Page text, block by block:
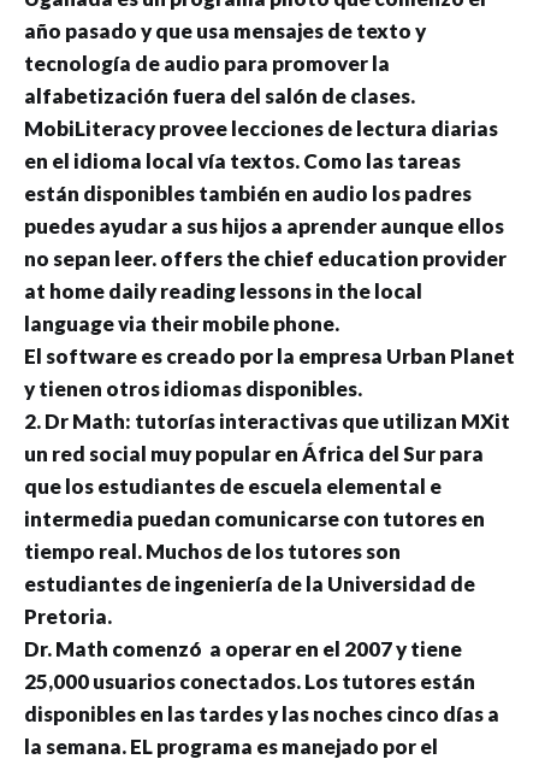
año pasado y que usa mensajes de texto y
tecnología de audio para promover la
alfabetización fuera del salón de clases.
MobiLiteracy provee lecciones de lectura diarias
en el idioma local vía textos. Como las tareas
están disponibles también en audio los padres
puedes ayudar a sus hijos a aprender aunque ellos
no sepan leer. offers the chief education provider
at home daily reading lessons in the local
language via their mobile phone.
El software es creado por la empresa Urban Planet
y tienen otros idiomas disponibles.
2. Dr Math: tutorías interactivas que utilizan MXit
un red social muy popular en África del Sur para
que los estudiantes de escuela elemental e
intermedia puedan comunicarse con tutores en
tiempo real. Muchos de los tutores son
estudiantes de ingeniería de la Universidad de
Pretoria.
Dr. Math comenzó a operar en el 2007 y tiene
25,000 usuarios conectados. Los tutores están
disponibles en las tardes y las noches cinco días a
la semana. EL programa es manejado por el